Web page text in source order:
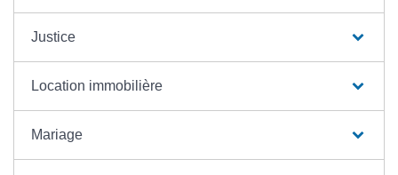
Justice
Location immobilière
Mariage